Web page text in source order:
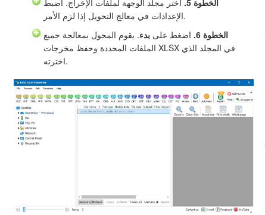
الإعدادات في معالج التحويل إذا لزم الأمر.
الخطوة 6.
اضغط على بدء. يقوم المحول بمعالجة جميع
الملفات المحددة وحفظ مخرجات XLSX في المجلد الذي
اخترته.